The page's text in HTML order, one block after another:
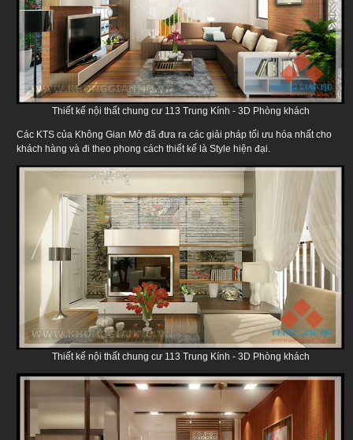
Thiết kế nội thất chung cư 113 Trung Kính - 3D Phòng khách
Các KTS của Không Gian Mở đã đưa ra các giải pháp tối ưu hóa nhất cho
khách hàng và đi theo phong cách thiết kế là Style hiện đại.
Thiết kế nội thất chung cư 113 Trung Kính - 3D Phòng khách